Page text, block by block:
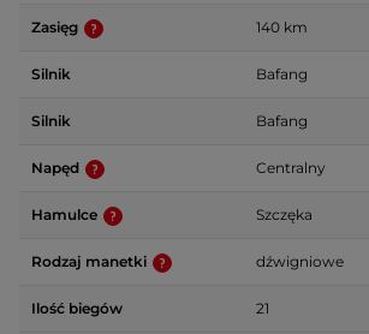
Zasięg 140 km
Silnik Bafang
Silnik Bafang
Napęd Centralny
Hamulce Szczęka
Rodzaj manetki dźwigniowe
Ilość biegów 21